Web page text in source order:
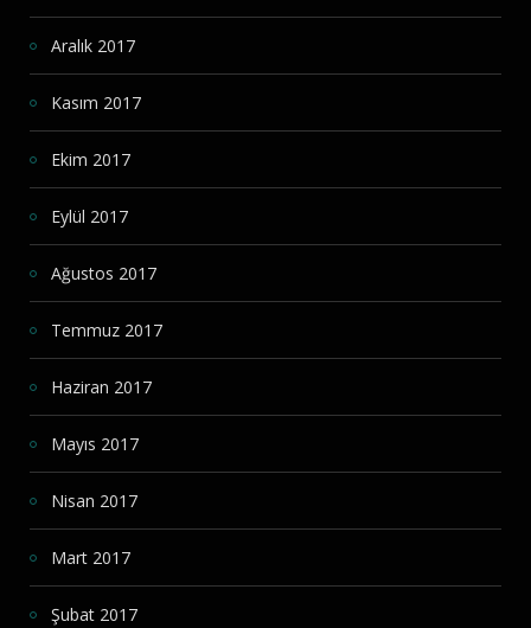
Aralık 2017
Kasım 2017
Ekim 2017
Eylül 2017
Ağustos 2017
Temmuz 2017
Haziran 2017
Mayıs 2017
Nisan 2017
Mart 2017
Şubat 2017